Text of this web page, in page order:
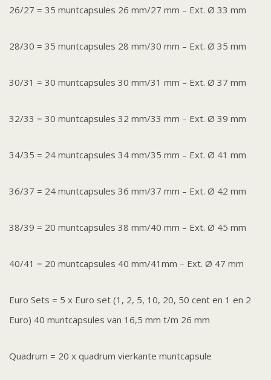
26/27 = 35 muntcapsules 26 mm/27 mm – Ext. Ø 33 mm
28/30 = 35 muntcapsules 28 mm/30 mm – Ext. Ø 35 mm
30/31 = 30 muntcapsules 30 mm/31 mm – Ext. Ø 37 mm
32/33 = 30 muntcapsules 32 mm/33 mm – Ext. Ø 39 mm
34/35 = 24 muntcapsules 34 mm/35 mm – Ext. Ø 41 mm
36/37 = 24 muntcapsules 36 mm/37 mm – Ext. Ø 42 mm
38/39 = 20 muntcapsules 38 mm/40 mm – Ext. Ø 45 mm
40/41 = 20 muntcapsules 40 mm/41mm – Ext. Ø 47 mm
Euro Sets = 5 x Euro set (1, 2, 5, 10, 20, 50 cent en 1 en 2
Euro) 40 muntcapsules van 16,5 mm t/m 26 mm
Quadrum = 20 x quadrum vierkante muntcapsule